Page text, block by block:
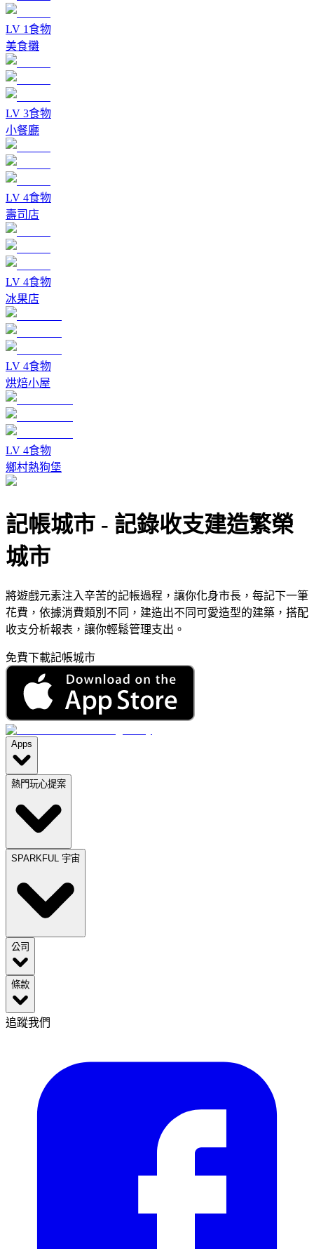
LV 1 食物
美食攤
LV 3食物
小餐廳
LV 4食物
壽司店
LV 4食物
冰果店
LV 4食物
烘焙小屋
LV 4食物
鄉村熱狗堡
記帳城市 - 記錄收支建造繁榮
城市
將遊戲元素注入辛苦的記帳過程，讓你化身市長，每記下一筆
花費，依據消費類別不同，建造出不同可愛造型的建築，搭配
收支分析報表，讓你輕鬆管理支出。
免費下載記帳城市
Apps
熱門玩心提案
SPARKFUL 宇宙
公司
條款
追蹤我們